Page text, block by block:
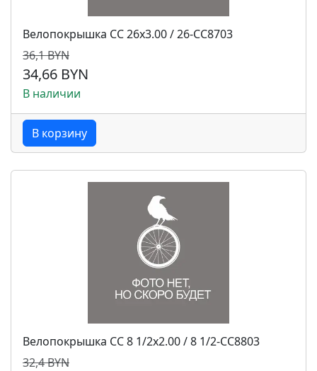
Велопокрышка CC 26x3.00 / 26-CC8703
36,1 BYN
34,66 BYN
В наличии
В корзину
Велопокрышка CC 8 1/2x2.00 / 8 1/2-СС8803
32,4 BYN